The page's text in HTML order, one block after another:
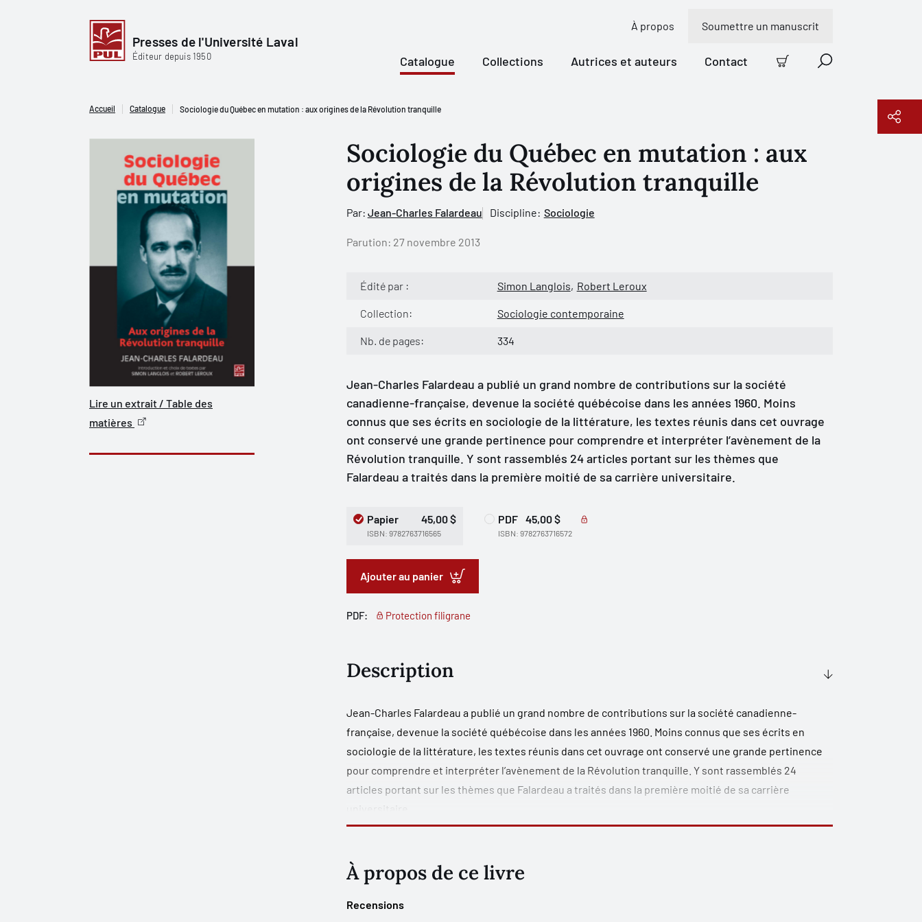
Presses de l'Université Laval
Éditeur depuis 1950
À propos Soumettre un manuscrit
Catalogue Collections Autrices et auteurs Contact
Panier Recherche
Accueil Catalogue Sociologie du Québec en mutation : aux origines de la Révolution tranquille
Lire un extrait / Table des
matières
Sociologie du Québec en mutation : aux
origines de la Révolution tranquille
Par: Jean-Charles Falardeau Discipline: Sociologie
Parution: 27 novembre 2013
Édité par : Simon Langlois Robert Leroux
Collection: Sociologie contemporaine
Nb. de pages: 334
Jean-Charles Falardeau a publié un grand nombre de contributions sur la société
canadienne-française, devenue la société québécoise dans les années 1960. Moins
connus que ses écrits en sociologie de la littérature, les textes réunis dans cet ouvrage
ont conservé une grande pertinence pour comprendre et interpréter l’avènement de la
Révolution tranquille. Y sont rassemblés 24 articles portant sur les thèmes que
Falardeau a traités dans la première moitié de sa carrière universitaire.
Papier 45,00 $
ISBN: 9782763716565
PDF 45,00 $
ISBN: 9782763716572
Ajouter au panier
PDF: Protection filigrane
Description
Jean-Charles Falardeau a publié un grand nombre de contributions sur la société canadienne-
française, devenue la société québécoise dans les années 1960. Moins connus que ses écrits en
sociologie de la littérature, les textes réunis dans cet ouvrage ont conservé une grande pertinence
pour comprendre et interpréter l’avènement de la Révolution tranquille. Y sont rassemblés 24
articles portant sur les thèmes que Falardeau a traités dans la première moitié de sa carrière
Les articles retenus explicitent la conception originale que Falardeau se faisait de la sociologie
d’une étonnante pertinence. S’y retrouvent aussi ses analyses sur la paroisse, institution marquante
du Canada français, ainsi que ses études sur le monde rural et sur l’urbanisation qui a conduit vers le
Québec contemporain. Le sociologue a par ailleurs été l’un des analystes les plus marquants de la
À propos de ce livre
Recensions